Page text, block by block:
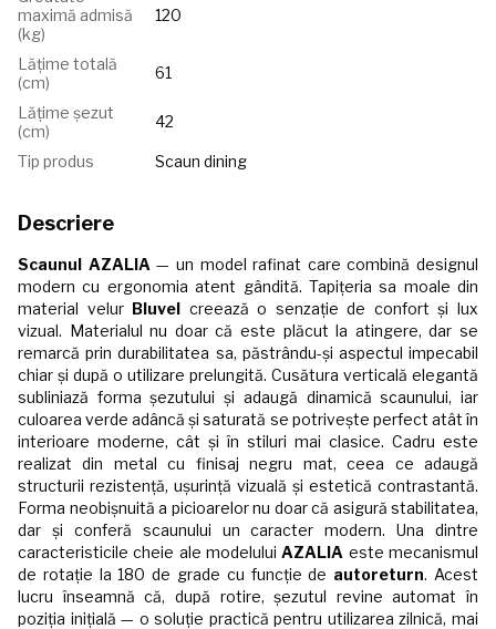
maximă admisă
(kg)
120
Lățime totală
(cm)
61
Lățime șezut
(cm)
42
Tip produs Scaun dining
Descriere
Scaunul AZALIA — un model rafinat care combină designul
modern cu ergonomia atent gândită. Tapițeria sa moale din
material velur Bluvel creează o senzație de confort și lux
vizual. Materialul nu doar că este plăcut la atingere, dar se
remarcă prin durabilitatea sa, păstrându-și aspectul impecabil
chiar și după o utilizare prelungită. Cusătura verticală elegantă
subliniază forma șezutului și adaugă dinamică scaunului, iar
culoarea verde adâncă și saturată se potrivește perfect atât în
interioare moderne, cât și în stiluri mai clasice. Cadru este
realizat din metal cu finisaj negru mat, ceea ce adaugă
structurii rezistență, ușurință vizuală și estetică contrastantă.
Forma neobișnuită a picioarelor nu doar că asigură stabilitatea,
dar și conferă scaunului un caracter modern. Una dintre
caracteristicile cheie ale modeluluiAZALIA este mecanismul
de rotație la 180 de grade cu funcție de autoreturn. Acest
lucru înseamnă că, după rotire, șezutul revine automat în
poziția inițială — o soluție practică pentru utilizarea zilnică, mai